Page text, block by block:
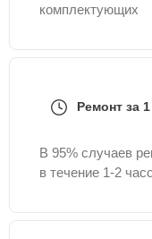
комплектующих
Ремонт за
В 95% случаев
в течение 1-2